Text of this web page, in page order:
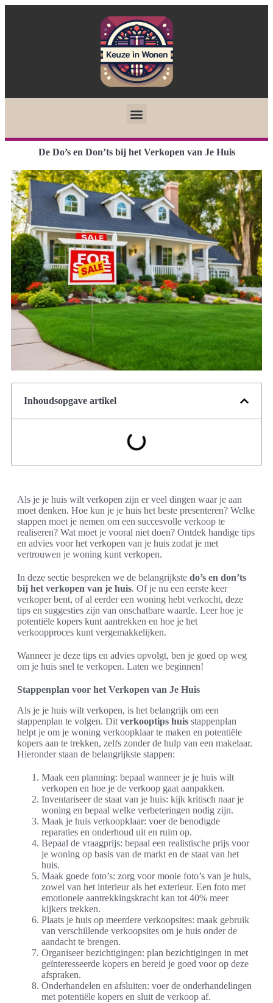
De Do’s en Don’ts bij het Verkopen van Je Huis
Inhoudsopgave artikel
Als je je huis wilt verkopen zijn er veel dingen waar je aan
moet denken. Hoe kun je je huis het beste presenteren? Welke
stappen moet je nemen om een succesvolle verkoop te
realiseren? Wat moet je vooral niet doen? Ontdek handige tips
en advies voor het verkopen van je huis zodat je met
vertrouwen je woning kunt verkopen.
In deze sectie bespreken we de belangrijkste do’s en don’ts
bij het verkopen van je huis. Of je nu een eerste keer
verkoper bent, of al eerder een woning hebt verkocht, deze
tips en suggesties zijn van onschatbare waarde. Leer hoe je
potentiële kopers kunt aantrekken en hoe je het
verkoopproces kunt vergemakkelijken.
Wanneer je deze tips en advies opvolgt, ben je goed op weg
om je huis snel te verkopen. Laten we beginnen!
Stappenplan voor het Verkopen van Je Huis
Als je je huis wilt verkopen, is het belangrijk om een
stappenplan te volgen. Dit verkooptips huis stappenplan
helpt je om je woning verkoopklaar te maken en potentiële
kopers aan te trekken, zelfs zonder de hulp van een makelaar.
Hieronder staan de belangrijkste stappen:
Maak een planning: bepaal wanneer je je huis wilt
verkopen en hoe je de verkoop gaat aanpakken.
Inventariseer de staat van je huis: kijk kritisch naar je
woning en bepaal welke verbeteringen nodig zijn.
Maak je huis verkoopklaar: voer de benodigde
reparaties en onderhoud uit en ruim op.
Bepaal de vraagprijs: bepaal een realistische prijs voor
je woning op basis van de markt en de staat van het
huis.
Maak goede foto’s: zorg voor mooie foto’s van je huis,
zowel van het interieur als het exterieur. Een foto met
emotionele aantrekkingskracht kan tot 40% meer
kijkers trekken.
Plaats je huis op meerdere verkoopsites: maak gebruik
van verschillende verkoopsites om je huis onder de
aandacht te brengen.
Organiseer bezichtigingen: plan bezichtigingen in met
geïnteresseerde kopers en bereid je goed voor op deze
afspraken.
Onderhandelen en afsluiten: voer de onderhandelingen
met potentiële kopers en sluit de verkoop af.